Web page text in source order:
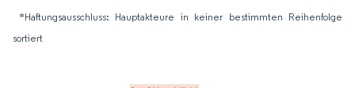
*Haftungsausschluss: Hauptakteure in keiner bestimmten Reihenfolge
sortiert